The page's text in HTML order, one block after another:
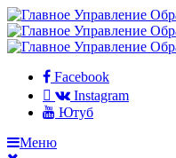
Facebook
Instagram
Ютуб
Меню